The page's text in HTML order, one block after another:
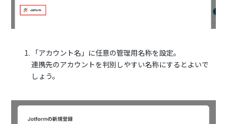
「アカウント名」に任意の管理用名称を設定。
連携先のアカウントを判別しやすい名称にするとよいで
しょう。